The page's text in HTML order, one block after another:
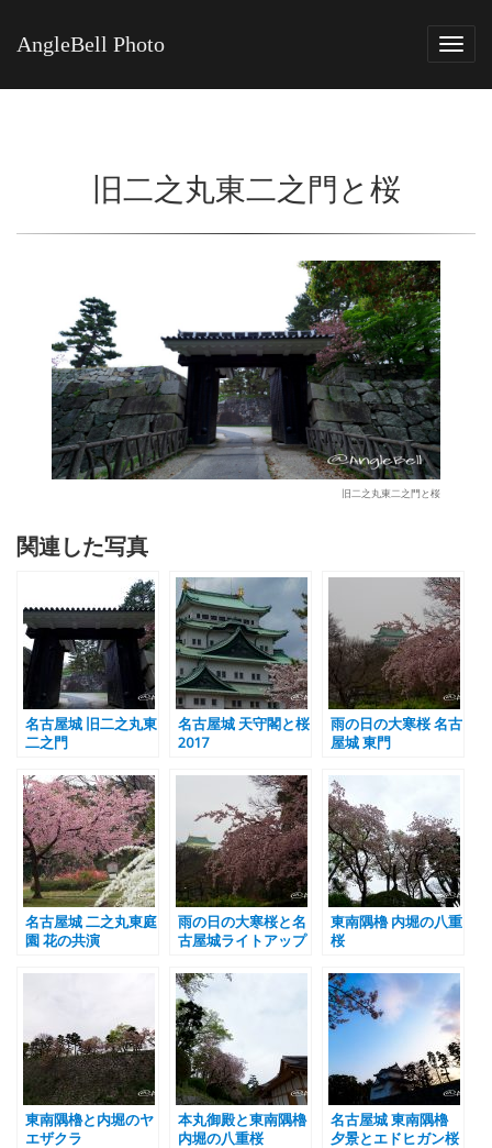
AngleBell Photo
旧二之丸東二之門と桜
旧二之丸東二之門と桜
関連した写真
名古屋城 旧二之丸東
二之門
名古屋城 天守閣と桜
2017
雨の日の大寒桜 名古
屋城 東門
名古屋城 二之丸東庭
園 花の共演
雨の日の大寒桜と名
古屋城ライトアップ
東南隅櫓 内堀の八重
桜
東南隅櫓と内堀のヤ
エザクラ
本丸御殿と東南隅櫓
内堀の八重桜
名古屋城 東南隅櫓
夕景とエドヒガン桜